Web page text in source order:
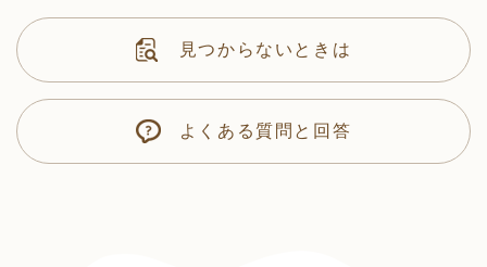
見つからないときは
よくある質問と回答